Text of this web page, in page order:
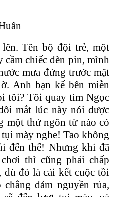
Tên bộ đội trẻ, một
cầm chiếc đèn pin, mình
mưa đứng trước mặt
Anh bạn kế bên miễn
tôi? Tôi quay tìm Ngọc
mắt lúc này nói được
một thứ ngôn từ nào có
mày nghe! Tao không
đến thế! Nhưng khi đã
thì cũng phải chấp
dù đó là cái kết cuộc tồi
dám nguyền rủa,